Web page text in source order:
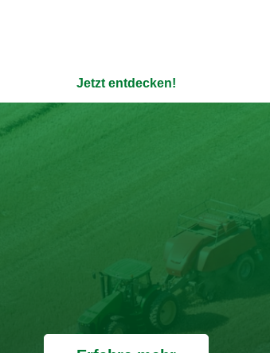
Entdecke mehr Rezepte
100% natürlichen
wie die Verpackung - ohne
Jetzt entdecken!